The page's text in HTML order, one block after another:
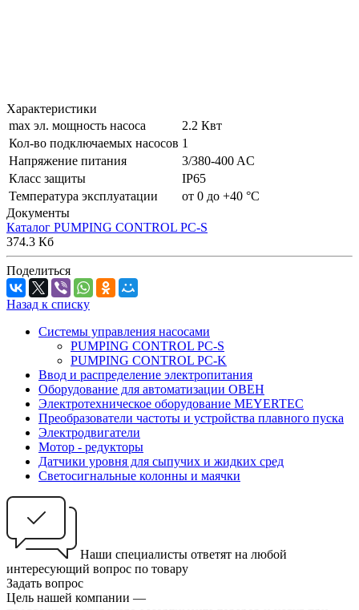
Характеристики
max эл. мощность насоса
2.2 Квт
Кол-во подключаемых насосов 1
Напряжение питания
3/380-400 AC
Класс защиты
IP65
Температура эксплуатации
от 0 до +40 °С
Документы
Каталог PUMPING CONTROL PC-S
374.3 Кб
Поделиться
Назад к списку
Системы управления насосами
PUMPING CONTROL PC-S
PUMPING CONTROL PC-K
Ввод и распределение электропитания
Оборудование для автоматизации ОВЕН
Электротехническое оборудование MEYERTEC
Преобразователи частоты и устройства плавного пуска
Электродвигатели
Мотор - редукторы
Датчики уровня для сыпучих и жидких сред
Светосигнальные колонны и маячки
Наши специалисты ответят на любой
интересующий вопрос по товару
Задать вопрос
Цель нашей компании —